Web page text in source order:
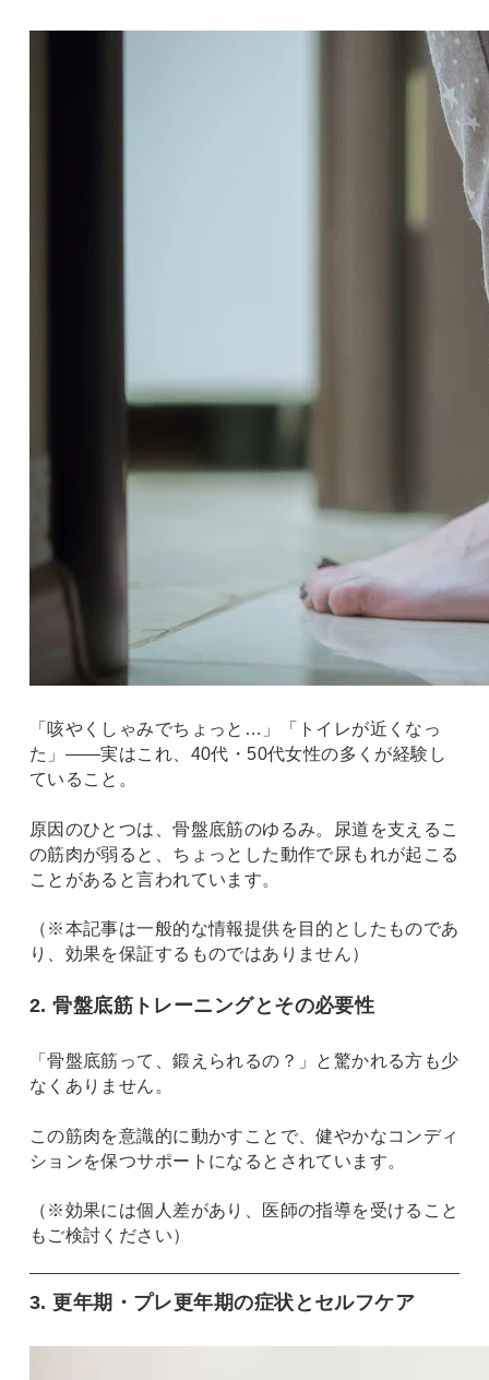
「咳やくしゃみでちょっと…」「トイレが近くなっ
た」——実はこれ、40代・50代女性の多くが経験し
ていること。
原因のひとつは、骨盤底筋のゆるみ。尿道を支えるこ
の筋肉が弱ると、ちょっとした動作で尿もれが起こる
ことがあると言われています。
（※本記事は一般的な情報提供を目的としたものであ
り、効果を保証するものではありません）
2. 骨盤底筋トレーニングとその必要性
「骨盤底筋って、鍛えられるの？」と驚かれる方も少
なくありません。
この筋肉を意識的に動かすことで、健やかなコンディ
ションを保つサポートになるとされています。
（※効果には個人差があり、医師の指導を受けること
もご検討ください）
3. 更年期・プレ更年期の症状とセルフケア